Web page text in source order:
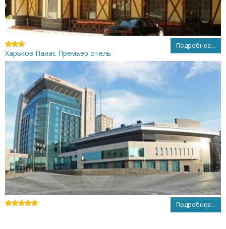
Подробнее...
Харьков Палас Премьер отель
Подробнее...